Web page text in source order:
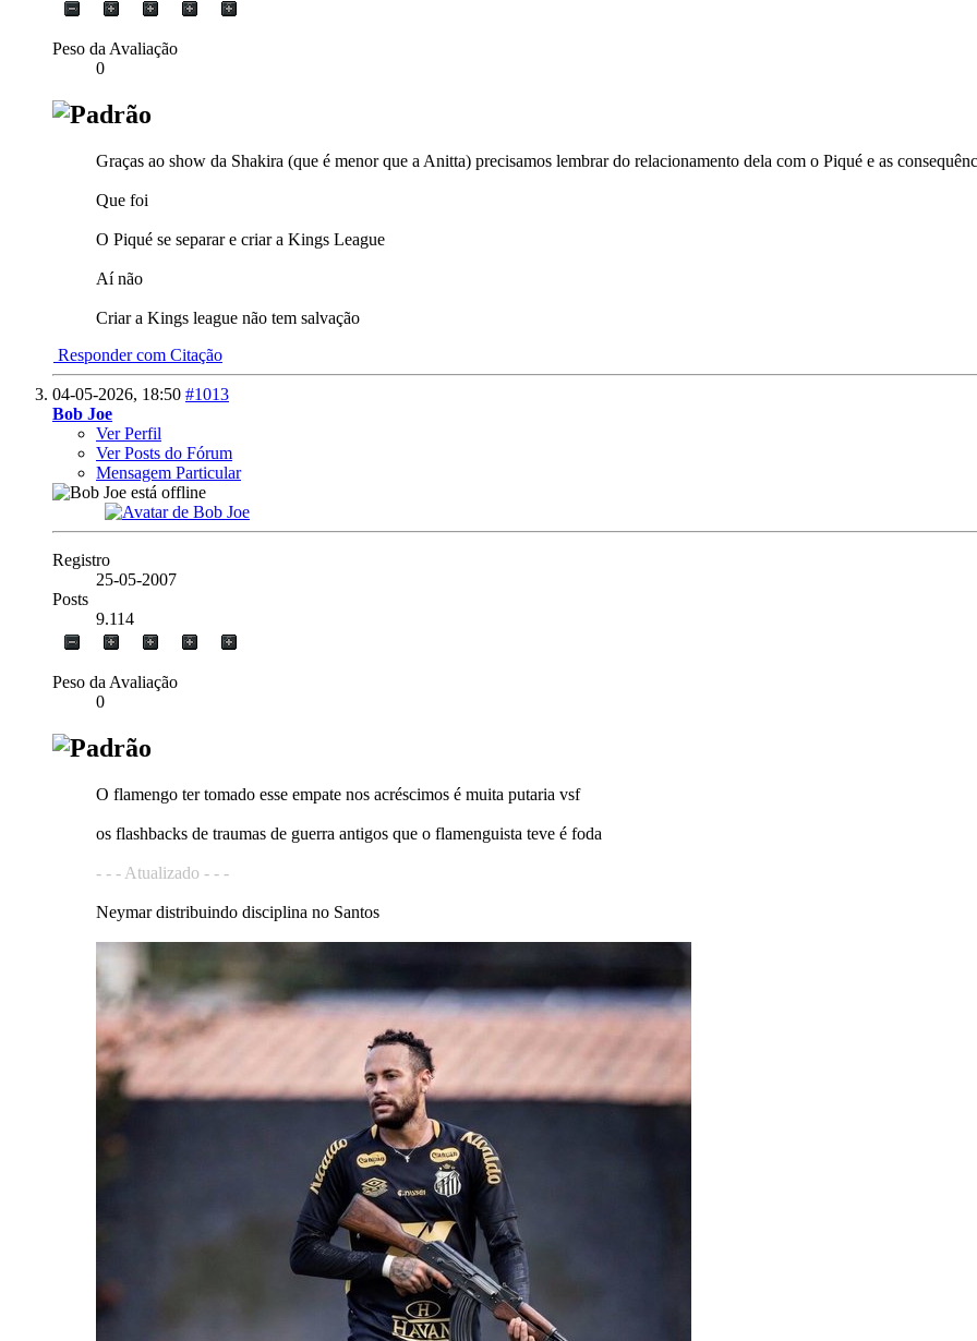
Peso da Avaliação
0
Graças ao show da Shakira (que é menor que a Anitta) precisamos lembrar do relacionamento dela com o Piqué e as
Que foi
O Piqué se separar e criar a Kings League
Aí não
Criar a Kings league não tem salvação
Responder com Citação
04-05-2026, 18:50 #1013
Bob Joe
Ver Perfil
Ver Posts do Fórum
Mensagem Particular
Registro
25-05-2007
Posts
9.114
Peso da Avaliação
0
O flamengo ter tomado esse empate nos acréscimos é muita putaria vsf
os flashbacks de traumas de guerra antigos que o flamenguista teve é foda
- - - Atualizado - - -
Neymar distribuindo disciplina no Santos